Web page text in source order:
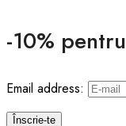
-10%
Email address: